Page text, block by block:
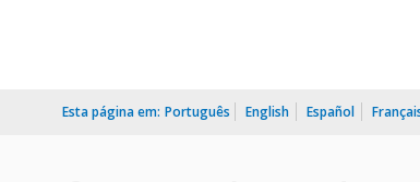
Esta página em: Português English Español